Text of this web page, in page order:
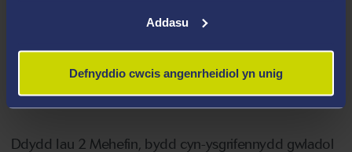
Addasu
Defnyddio cwcis angenrheidiol yn unig
dramâu. Enwyd y wobr ar ôl y llenor a anwyd yn
greadigrwydd a chynhyrchedd gan un o ysgrifenwyr
mwyaf dylanwadol a rhyngwladol adnabyddus canol yr
20fed ganrif.
Ddydd Iau 2 Mehefin, bydd cyn-ysgrifennydd gwladol